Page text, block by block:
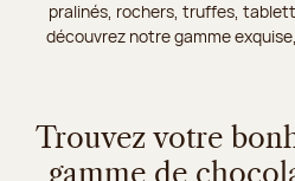
pralinés, rochers, truffes,
découvrez notre gamme
Trouvez votre
gamme de